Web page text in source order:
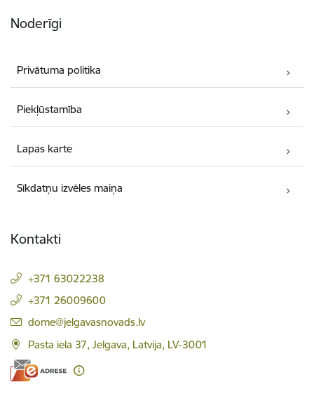
Noderīgi
Privātuma politika
Piekļūstamība
Lapas karte
Sīkdatņu izvēles maiņa
Kontakti
+371 63022238
+371 26009600
E-pasts:
dome@jelgavasnovads.lv
Pasta iela 37, Jelgava, Latvija, LV-3001